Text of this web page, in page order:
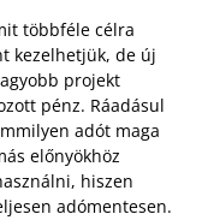
többféle célra
kezelhetjük, de új
projekt
pénz. Ráadásul
adót maga
előnyökhöz
hiszen
adómentesen.